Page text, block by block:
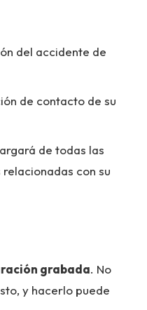
del accidente de
de contacto de su
de todas las
con su
grabada. No
y hacerlo puede